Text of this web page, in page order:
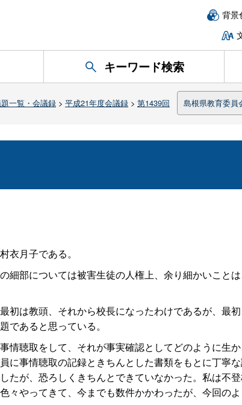
背景
キーワード検索
一覧・会議録 > 平成21年度会議録 > 第1439回 島根県教育委員
月子である。
部については被害生徒の人権上、余り細かいこと
は教頭、それから校長になったわけであるが、最
あると思っている。
聴取をして、それが事実確認としてどのように生
事情聴取の記録ときちんとした書類をもとに丁寧
が、恐ろしくきちんとできていなかった。私は不
やってきて、今までも数件かかわったが、今回のよ